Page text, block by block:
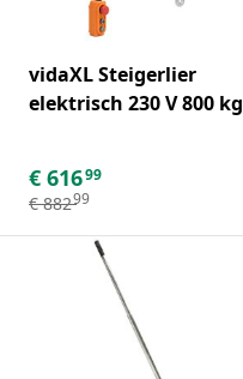
vidaXL Steigerlier
elektrisch 230 V 800 kg
€ 61699
€ 88299